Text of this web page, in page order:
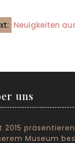
Neuigkeiten
uns
2015
Museum